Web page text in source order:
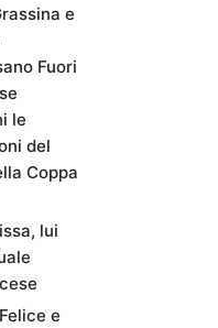
e
Fuori
le
del
Coppa
lui
e